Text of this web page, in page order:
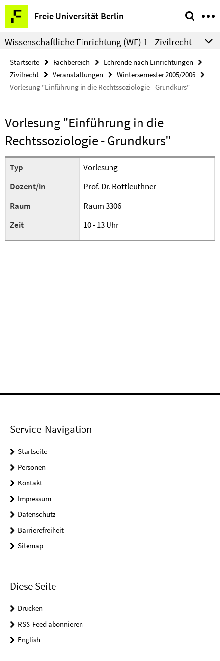
Springe
direkt
zu
Inhalt
Freie Universität Berlin
Service-
Navigation
Wissenschaftliche Einrichtung (WE) 1 - Zivilrecht
Startseite Fachbereich
Lehrende nach Einrichtungen
Zivilrecht
Veranstaltungen
Wintersemester 2005/2006
Vorlesung "Einführung in die Rechtssoziologie - Grundkurs"
Vorlesung "Einführung in die
Rechtssoziologie - Grundkurs"
Typ
Vorlesung
Dozent/in
Prof. Dr. Rottleuthner
Raum
Raum 3306
Zeit
10 - 13 Uhr
Service-Navigation
Startseite
Personen
Kontakt
Impressum
Datenschutz
Barrierefreiheit
Sitemap
Diese Seite
Drucken
RSS-Feed abonnieren
English